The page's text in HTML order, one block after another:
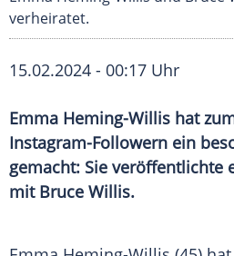
verheiratet.
15.02.2024 - 00:17 Uhr
Emma Heming-Willis hat
Instagram-Followern ein
gemacht: Sie veröffentlichte
mit Bruce Willis.